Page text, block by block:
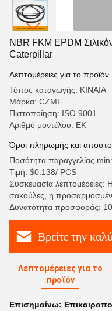
NBR FKM EPDM
Caterpillar
Λεπτομέρειες για το προϊόν
Τόπος καταγωγής: ΚΙΝΑΙΑ
Μάρκα: CZMF
Πιστοποίηση: ISO 9001
Αριθμό μοντέλου: ΕΚ
Όροι πληρωμής και
Ποσότητα παραγγελίας
Τιμή: $0.138/ PCS
Συσκευασία λεπτομέρειες:
σακούλες, η
Δυνατότητα προσφοράς:
Βρείτε την
Λεπτομέρειες για το
προϊόν
Επισημαίνω: